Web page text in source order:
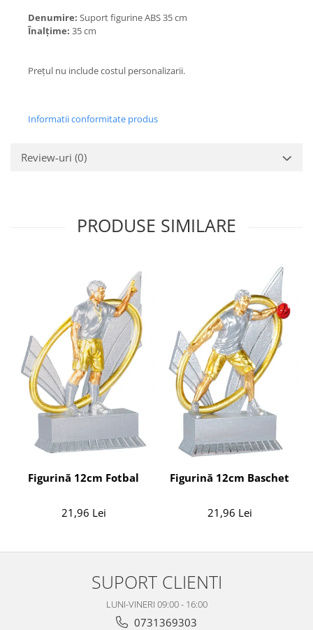
Denumire: Suport figurine ABS 35 cm
Înalțime: 35 cm
Prețul nu include costul personalizarii.
Informatii conformitate produs
Review-uri (0)
PRODUSE SIMILARE
Figurină 12cm Fotbal
21,96 Lei
Figurină 12cm Baschet
21,96 Lei
SUPORT CLIENTI
LUNI-VINERI 09:00 - 16:00
0731369303